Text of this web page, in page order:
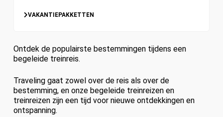
VAKANTIEPAKKETTEN
Ontdek de populairste bestemmingen tijdens een
begeleide treinreis.
Traveling gaat zowel over de reis als over de
bestemming, en onze begeleide treinreizen en
treinreizen zijn een tijd voor nieuwe ontdekkingen en
ontspanning.